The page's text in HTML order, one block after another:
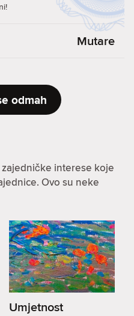
Mutare
odmah
interese koje
Ovo su neke
Umjetnost